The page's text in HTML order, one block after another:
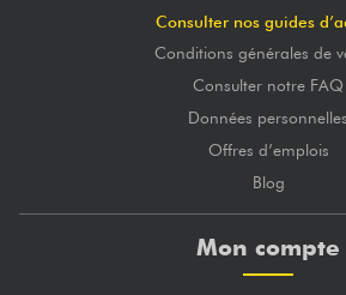
Consulter nos guides
Conditions générales de
Consulter notre FAQ
Données personnelles
Offres d’emplois
Blog
Mon compte